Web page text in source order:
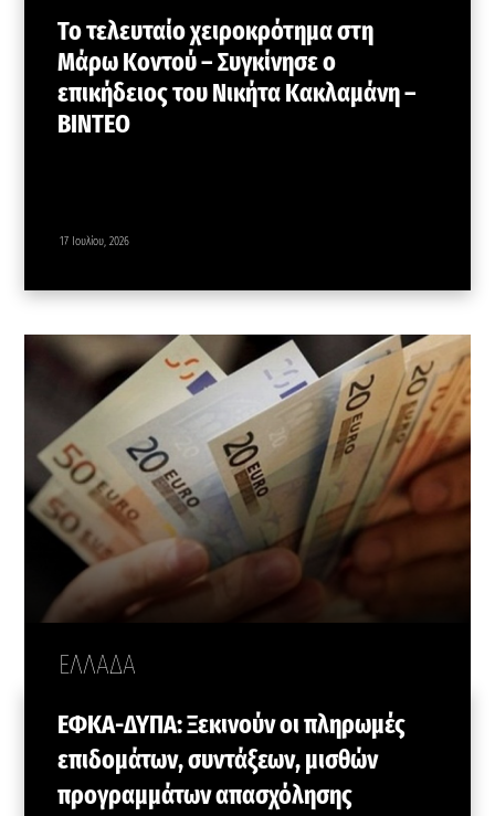
Το τελευταίο χειροκρότημα στη
Μάρω Κοντού – Συγκίνησε ο
επικήδειος του Νικήτα Κακλαμάνη –
ΒΙΝΤΕΟ
17 Ιουλίου, 2026
ΕΛΛΑΔΑ
ΕΦΚΑ-ΔΥΠΑ: Ξεκινούν οι πληρωμές
επιδομάτων, συντάξεων, μισθών
προγραμμάτων απασχόλησης